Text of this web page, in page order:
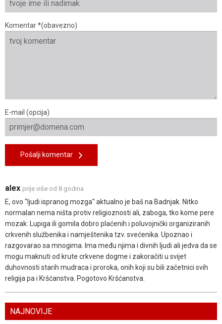
Komentar *(obavezno)
E-mail (opcija)
Pošalji komentar
alex prije više od 8 godina
E, ovo "ljudi ispranog mozga" aktualno je baš na Badnjak. Nitko
normalan nema ništa protiv religioznosti ali, zaboga, tko kome pere
mozak: Lupiga ili gomila dobro plaćenih i poluvojnički organiziranih
crkvenih službenika i namještenika tzv. svećenika. Upoznao i
razgovarao sa mnogima. Ima među njima i divnih ljudi ali jedva da se
mogu maknuti od krute crkvene dogme i zakoračiti u svijet
duhovnosti starih mudraca i proroka, onih koji su bili začetnici svih
religija pa i Kršćanstva. Pogotovo Kršćanstva.
NAJNOVIJE